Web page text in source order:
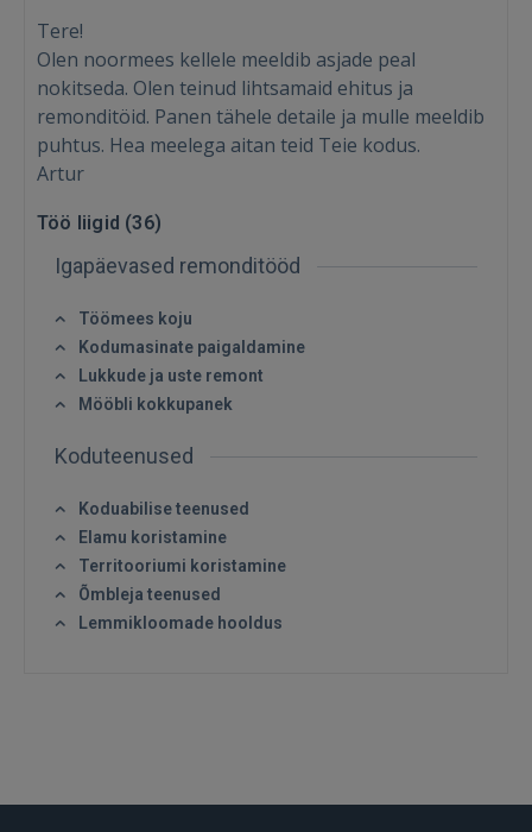
Sisene
Tere!
Olen noormees kellele meeldib asjade peal
nokitseda. Olen teinud lihtsamaid ehitus ja
remonditöid. Panen tähele detaile ja mulle meeldib
puhtus. Hea meelega aitan teid Teie kodus.
Artur
Töö liigid (36)
Igapäevased remonditööd
Töömees koju
Kodumasinate paigaldamine
Lukkude ja uste remont
Mööbli kokkupanek
Koduteenused
Koduabilise teenused
Elamu koristamine
Territooriumi koristamine
Õmbleja teenused
Lemmikloomade hooldus